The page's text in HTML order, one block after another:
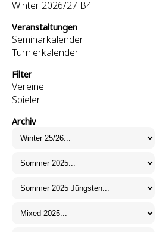
Winter 2026/27 B4
Veranstaltungen
Seminarkalender
Turnierkalender
Filter
Vereine
Spieler
Archiv